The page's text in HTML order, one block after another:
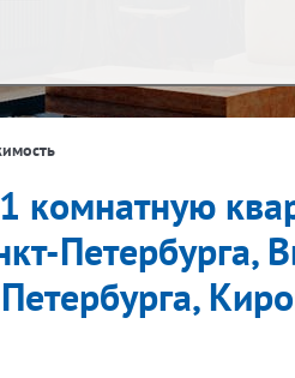
первый
Не последний
комнатную
Петербурга,